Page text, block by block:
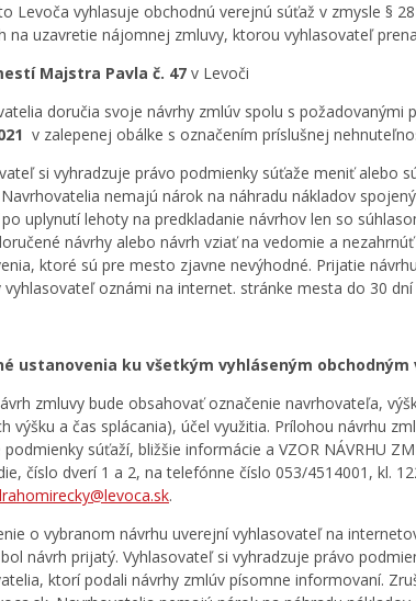
Levoča vyhlasuje obchodnú verejnú súťaž v zmysle §
na uzavretie nájomnej zmluvy, ktorou vyhlasovateľ
Majstra Pavla č. 47 v Levoči
doručia svoje návrhy zmlúv spolu s požadovanými
v zalepenej obálke s označením príslušnej
si vyhradzuje právo podmienky súťaže meniť alebo
nemajú nárok na náhradu nákladov
uplynutí lehoty na predkladanie návrhov len so
návrhy alebo návrh vziať na vedomie a
ktoré sú pre mesto zjavne nevýhodné. Prijatie
vyhlasovateľ oznámi na internet. stránke mesta do 30
ustanovenia ku všetkým vyhláseným
zmluvy bude obsahovať označenie navrhovateľa,
výšku a čas splácania), účel využitia. Prílohou návrhu
súťaží, bližšie informácie a VZOR NÁVRHU
číslo dverí 1 a 2, na telefónne číslo 053/4514001, kl.
.
o vybranom návrhu uverejní vyhlasovateľ na
návrh prijatý. Vyhlasovateľ si vyhradzuje právo
ktorí podali návrhy zmlúv písomne informovaní.